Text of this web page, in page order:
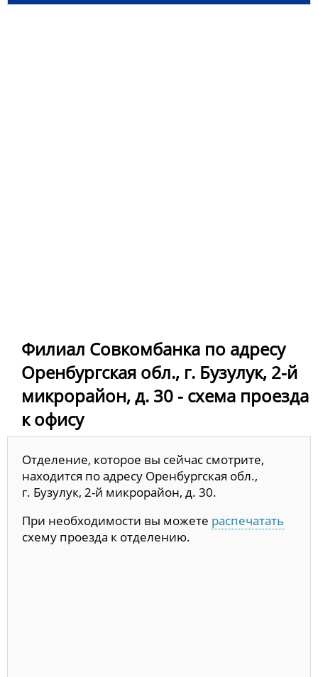
Филиал Совкомбанка по адресу
Оренбургская обл., г. Бузулук, 2-й
микрорайон, д. 30 - схема проезда
к офису
Отделение, которое вы сейчас смотрите,
находится по адресу Оренбургская обл.,
г. Бузулук, 2-й микрорайон, д. 30.
При необходимости вы можете распечатать
схему проезда к отделению.